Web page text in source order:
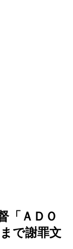
「ＡＤＯ
で謝罪文